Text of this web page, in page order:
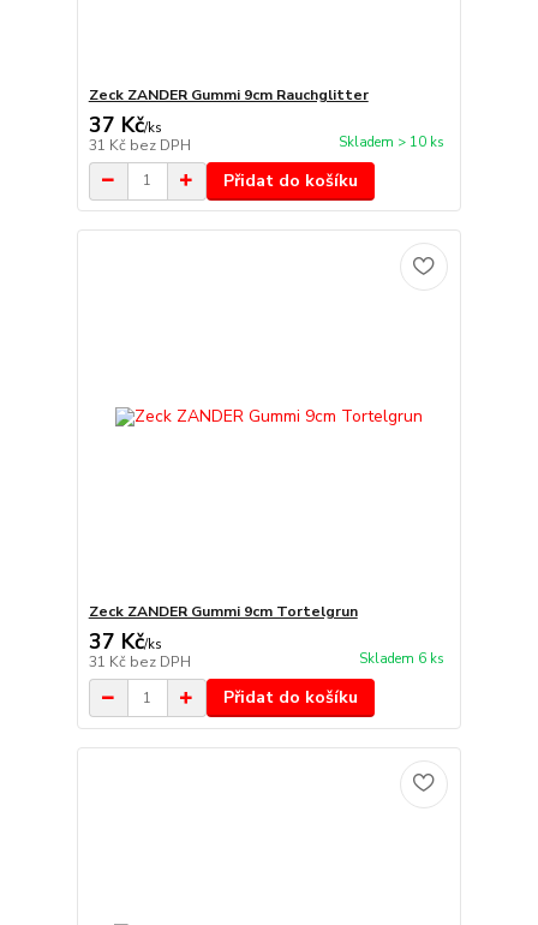
Zeck ZANDER Gummi 9cm Rauchglitter
37 Kč/ks
31 Kč bez DPH Skladem > 10 ks
Přidat do košíku
Zeck ZANDER Gummi 9cm Tortelgrun
37 Kč/ks
31 Kč bez DPH Skladem 6 ks
Přidat do košíku